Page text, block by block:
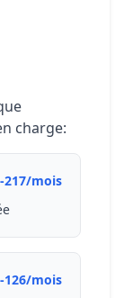
charge:
217/mois
126/mois